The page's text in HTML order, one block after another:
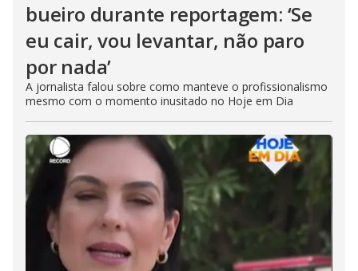
bueiro durante reportagem: ‘Se
eu cair, vou levantar, não paro
por nada’
A jornalista falou sobre como manteve o profissionalismo
mesmo com o momento inusitado no Hoje em Dia